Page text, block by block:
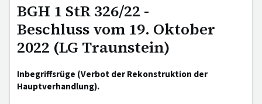
BGH 1 StR 326/22 -
Beschluss vom 19. Oktober
2022 (LG Traunstein)
Inbegriffsrüge (Verbot der Rekonstruktion der
Hauptverhandlung).